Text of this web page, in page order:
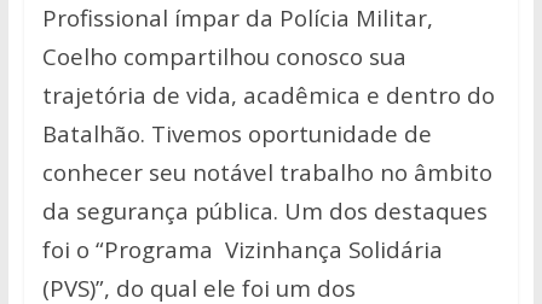
Profissional ímpar da Polícia Militar,
Coelho compartilhou conosco sua
trajetória de vida, acadêmica e dentro do
Batalhão. Tivemos oportunidade de
conhecer seu notável trabalho no âmbito
da segurança pública. Um dos destaques
foi o “Programa Vizinhança Solidária
(PVS)”, do qual ele foi um dos